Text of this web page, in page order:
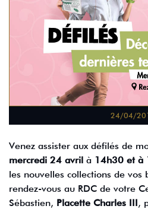
24/04/
Venez assister aux défilés de
mercredi 24 avril à 14h30 et à
les nouvelles collections de vos
rendez-vous au RDC de votre
Sébastien, Placette Charles III,